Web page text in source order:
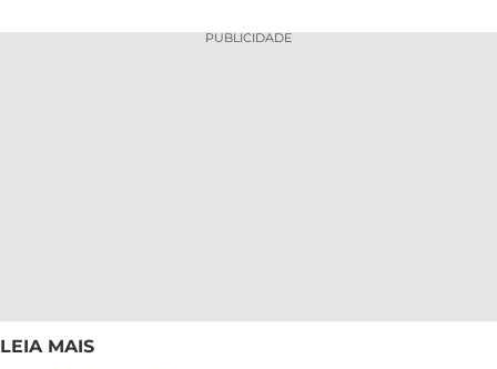
PUBLICIDADE
LEIA MAIS